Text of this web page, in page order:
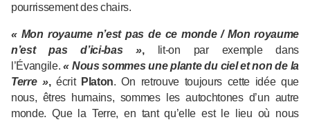
pourrissement des chairs.
« Mon royaume n’est pas de ce monde / Mon royaume
n’est pas d’ici-bas »,lit-on par exemple dans
l’Évangile.« Nous sommes une plante du ciel et non de la
Terre »,écrit Platon. On retrouve toujours cette idée que
nous, êtres humains, sommes les autochtones d’un autre
monde. Que la Terre, en tant qu’elle est le lieu où nous